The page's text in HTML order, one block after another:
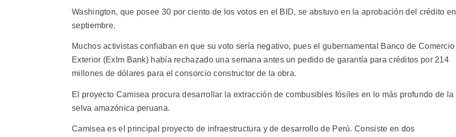
Washington, que posee 30 por ciento de los votos en el BID, se abstuvo en la aprobación del crédito en
septiembre.
Muchos activistas confiaban en que su voto sería negativo, pues el gubernamental Banco de Comercio
Exterior (ExIm Bank) había rechazado una semana antes un pedido de garantía para créditos por 214
millones de dólares para el consorcio constructor de la obra.
El proyecto Camisea procura desarrollar la extracción de combusibles fósiles en lo más profundo de la
selva amazónica peruana.
Camisea es el principal proyecto de infraestructura y de desarrollo de Perú. Consiste en dos